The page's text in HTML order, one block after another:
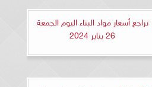
تراجع أسعار مواد البناء اليوم الجمعة
26 يناير 2024